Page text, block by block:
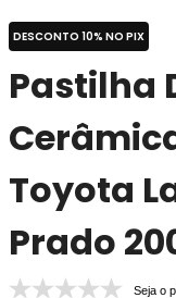
DESCONTO 10% NO PIX
Pastilha
Toyota
Prado
Seja o